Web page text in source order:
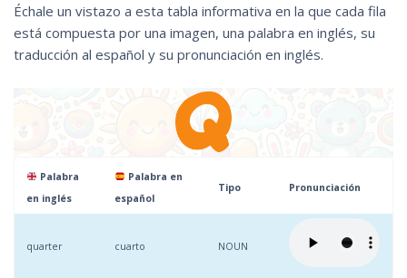
Échale un vistazo a esta tabla informativa en la que cada fila
está compuesta por una imagen, una palabra en inglés, su
traducción al español y su pronunciación en inglés.
Palabra
en inglés
Palabra en
español
Tipo Pronunciación
quarter cuarto NOUN